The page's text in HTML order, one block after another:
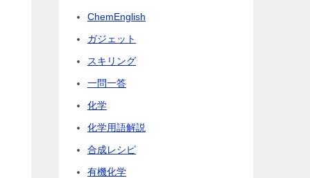
ChemEnglish
ガジェット
スキリング
一問一答
化学
化学用語解説
合成レシピ
有機化学